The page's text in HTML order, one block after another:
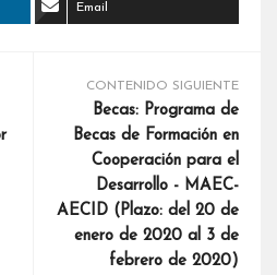
Email
CONTENIDO SIGUIENTE
Becas: Programa de
Becas de Formación en
Cooperación para el
Desarrollo - MAEC-
AECID (Plazo: del 20 de
enero de 2020 al 3 de
febrero de 2020)